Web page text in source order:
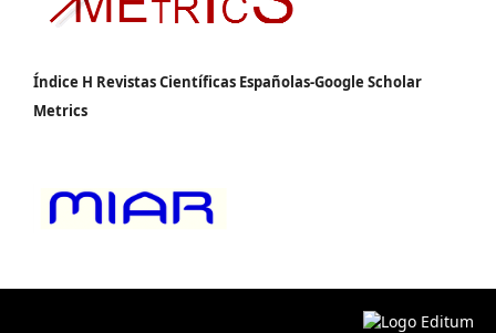
Índice H Revistas Científicas Españolas-Google Scholar
Metrics